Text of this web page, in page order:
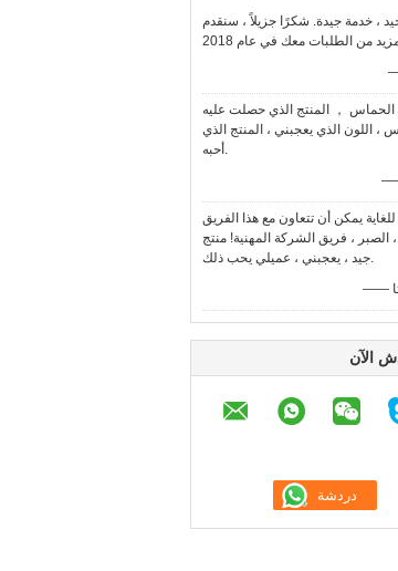
، خدمة جيدة. شكرًا جزيلاً ، سنقدم
من الطلبات معك في عام 2018
， المنتج الذي حصلت عليه
، اللون الذي يعجبني ، المنتج الذي
أحبه.
للغاية يمكن أن تتعاون مع هذا الفريق
، الصبر ، فريق الشركة المهنية! منتج
جيد ، يعجبني ، عميلي يحب ذلك.
الآن